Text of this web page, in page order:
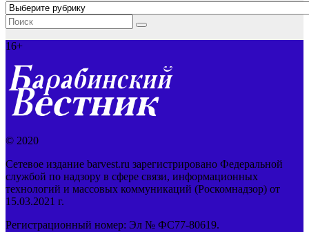
Рубрики
16+
© 2020
Сетевое издание barvest.ru зарегистрировано Федеральной
службой по надзору в сфере связи, информационных
технологий и массовых коммуникаций (Роскомнадзор) от
15.03.2021 г.
Регистрационный номер: Эл № ФС77-80619.